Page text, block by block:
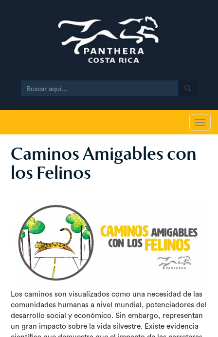
Search
Caminos Amigables con
los Felinos
Los caminos son visualizados como una necesidad de las
comunidades humanas a nivel mundial, potenciadores del
desarrollo social y económico. Sin embargo, representan
un gran impacto sobre la vida silvestre. Existe evidencia